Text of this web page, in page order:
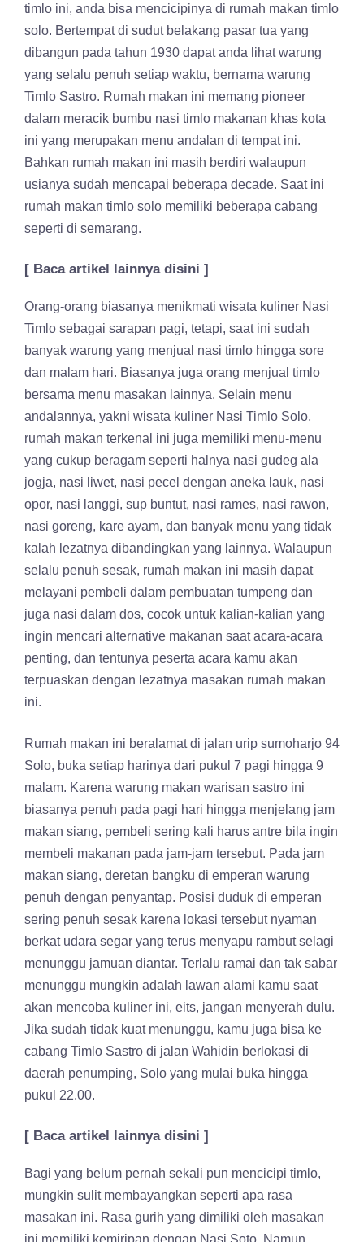
timlo ini, anda bisa mencicipinya di rumah makan timlo
solo. Bertempat di sudut belakang pasar tua yang
dibangun pada tahun 1930 dapat anda lihat warung
yang selalu penuh setiap waktu, bernama warung
Timlo Sastro. Rumah makan ini memang pioneer
dalam meracik bumbu nasi timlo makanan khas kota
ini yang merupakan menu andalan di tempat ini.
Bahkan rumah makan ini masih berdiri walaupun
usianya sudah mencapai beberapa decade. Saat ini
rumah makan timlo solo memiliki beberapa cabang
seperti di semarang.
[ Baca artikel lainnya disini ]
Orang-orang biasanya menikmati wisata kuliner Nasi
Timlo sebagai sarapan pagi, tetapi, saat ini sudah
banyak warung yang menjual nasi timlo hingga sore
dan malam hari. Biasanya juga orang menjual timlo
bersama menu masakan lainnya. Selain menu
andalannya, yakni wisata kuliner Nasi Timlo Solo,
rumah makan terkenal ini juga memiliki menu-menu
yang cukup beragam seperti halnya nasi gudeg ala
jogja, nasi liwet, nasi pecel dengan aneka lauk, nasi
opor, nasi langgi, sup buntut, nasi rames, nasi rawon,
nasi goreng, kare ayam, dan banyak menu yang tidak
kalah lezatnya dibandingkan yang lainnya. Walaupun
selalu penuh sesak, rumah makan ini masih dapat
melayani pembeli dalam pembuatan tumpeng dan
juga nasi dalam dos, cocok untuk kalian-kalian yang
ingin mencari alternative makanan saat acara-acara
penting, dan tentunya peserta acara kamu akan
terpuaskan dengan lezatnya masakan rumah makan
ini.
Rumah makan ini beralamat di jalan urip sumoharjo 94
Solo, buka setiap harinya dari pukul 7 pagi hingga 9
malam. Karena warung makan warisan sastro ini
biasanya penuh pada pagi hari hingga menjelang jam
makan siang, pembeli sering kali harus antre bila ingin
membeli makanan pada jam-jam tersebut. Pada jam
makan siang, deretan bangku di emperan warung
penuh dengan penyantap. Posisi duduk di emperan
sering penuh sesak karena lokasi tersebut nyaman
berkat udara segar yang terus menyapu rambut selagi
menunggu jamuan diantar. Terlalu ramai dan tak sabar
menunggu mungkin adalah lawan alami kamu saat
akan mencoba kuliner ini, eits, jangan menyerah dulu.
Jika sudah tidak kuat menunggu, kamu juga bisa ke
cabang Timlo Sastro di jalan Wahidin berlokasi di
daerah penumping, Solo yang mulai buka hingga
pukul 22.00.
[ Baca artikel lainnya disini ]
Bagi yang belum pernah sekali pun mencicipi timlo,
mungkin sulit membayangkan seperti apa rasa
masakan ini. Rasa gurih yang dimiliki oleh masakan
ini memiliki kemiripan dengan Nasi Soto. Namun,